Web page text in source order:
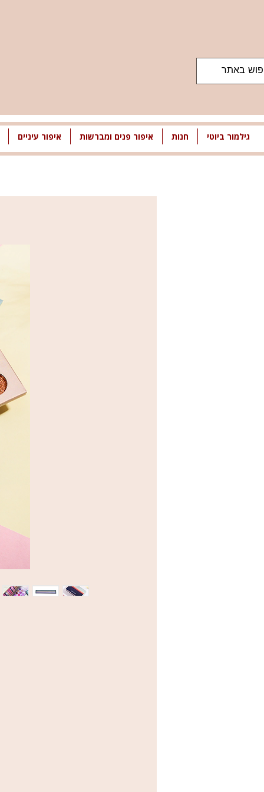
גילמור ביוטי חנות איפור פנים ומברשות איפור עיניים